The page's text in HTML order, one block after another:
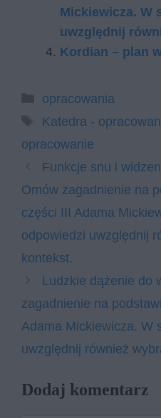
Mickiewicza. W
uwzględnij
Kordian – plan
Kategorie
opracowania
Tagi
Katedra -
opracowanie
Funkcje snu i
Omów zagadnienie na
części III Adama
odpowiedzi uwzględnij
kontekst.
Ludzkie dążenie do
zagadnienie na
Adama Mickiewicza. W
uwzględnij również
Dodaj komentarz